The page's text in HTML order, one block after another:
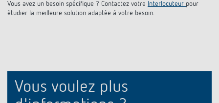
Vous avez un besoin spécifique ? Contactez votre Interlocuteur pour
étudier la meilleure solution adaptée à votre besoin.
Vous voulez plus